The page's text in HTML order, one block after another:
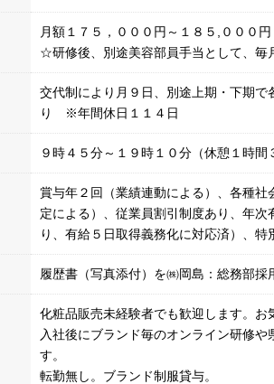
月額１７５，０００円～１８５,０００
☆研修後、別途美容部員手当として、毎
交代制により月９日、別途上期・下期
り ※年間休日１１４日
９時４５分～１９時１０分（休憩１時
賞与年２回（業績連動による）、各種
定による）、従業員割引制度あり、年
り、有給５日取得義務化に対応済）、特
履歴書（写真添付）を㈱岡島：総務部採
化粧品販売未経験者でも歓迎します。お
入社後にブランド毎のオンライン研修
す。
転勤無し。ブランド制服貸与。